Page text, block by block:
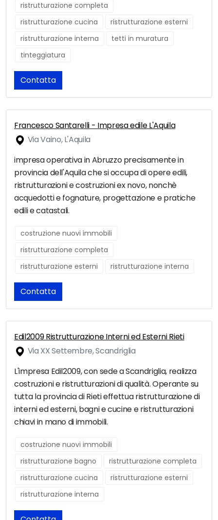
ristrutturazione completa
ristrutturazione cucina
ristrutturazione esterni
ristrutturazione interna
tetti in muratura
tinteggiatura
Contatta
Francesco Santarelli - Impresa edile L'Aquila
Via Vaino, L'Aquila
impresa operativa in Abruzzo precisamente in
provincia dell'Aquila che si occupa di opere edili,
ristrutturazioni e costruzioni ex novo, nonchè
acquedotti e fognature, progettazione e pratiche
edili e catastali.
costruzione nuovi immobili
ristrutturazione completa
ristrutturazione esterni
ristrutturazione interna
Contatta
Edil2009 Ristrutturazione Interni ed Esterni Rieti
Via XX Settembre, Scandriglia
L'impresa Edil2009, con sede a Scandriglia, realizza
costruzioni e ristrutturazioni di qualità. Operante su
tutta la provincia di Rieti effettua ristrutturazione di
interni ed esterni, bagni e cucine e ristrutturazioni
chiavi in mano di immobili.
costruzione nuovi immobili
ristrutturazione bagno
ristrutturazione completa
ristrutturazione cucina
ristrutturazione esterni
ristrutturazione interna